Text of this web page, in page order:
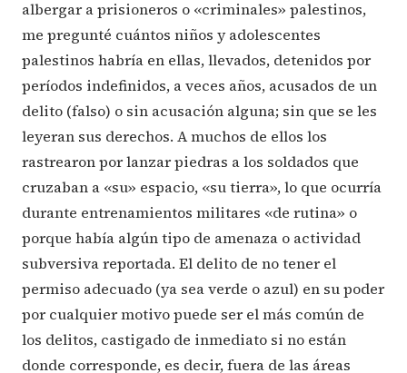
albergar a prisioneros o «criminales» palestinos,
me pregunté cuántos niños y adolescentes
palestinos habría en ellas, llevados, detenidos por
períodos indefinidos, a veces años, acusados de un
delito (falso) o sin acusación alguna; sin que se les
leyeran sus derechos. A muchos de ellos los
rastrearon por lanzar piedras a los soldados que
cruzaban a «su» espacio, «su tierra», lo que ocurría
durante entrenamientos militares «de rutina» o
porque había algún tipo de amenaza o actividad
subversiva reportada. El delito de no tener el
permiso adecuado (ya sea verde o azul) en su poder
por cualquier motivo puede ser el más común de
los delitos, castigado de inmediato si no están
donde corresponde, es decir, fuera de las áreas